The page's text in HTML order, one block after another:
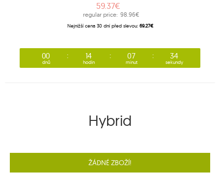
59.37€
regular price: 98.96€
Nejnižší cena 30 dní před slevou: 69.27€
00
dnů
14
hodin
07
minut
34
sekundy
Hybrid
ŽÁDNÉ ZBOŽÍ!